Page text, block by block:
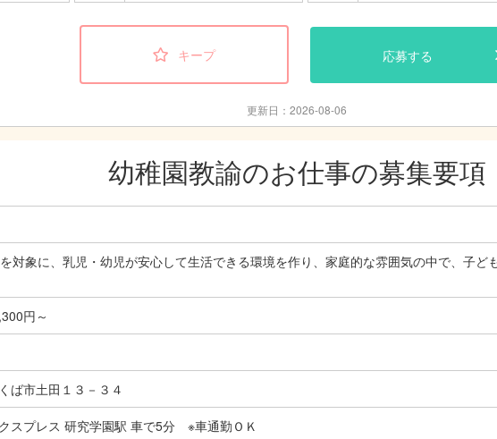
キープ 応募する
更新日：2026-08-06
幼稚園教諭のお仕事の募集要項
対象に、乳児・幼児が安心して生活できる環境を作り、家庭的な雰囲気の中で、子
円～
ば市土田１３－３４
スプレス 研究学園駅 車で5分 ※車通勤ＯＫ